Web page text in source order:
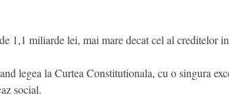
1,1 miliarde lei, mai mare decat cel al creditelor
legea la Curtea Constitutionala, cu o singura
social.